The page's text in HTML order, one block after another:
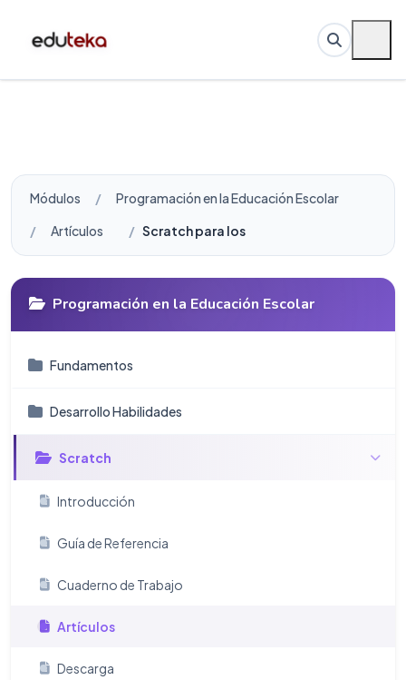
Módulos
Programación en la Educación Escolar
Artículos
Scratch para los futuros científicos de
Programación en la Educación Escolar
Fundamentos
Desarrollo Habilidades
Scratch
Introducción
Guía de Referencia
Cuaderno de Trabajo
Artículos
Descarga